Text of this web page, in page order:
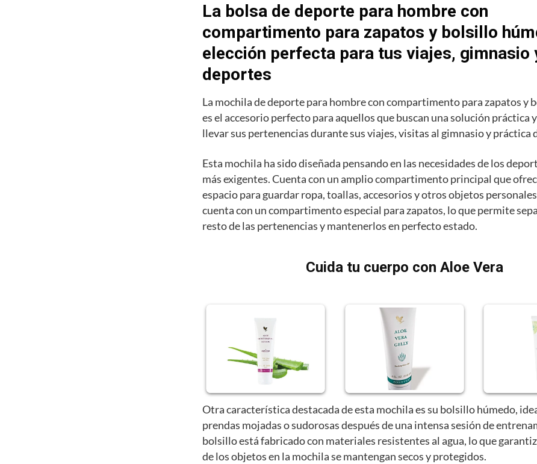
La bolsa de deporte para hombre con
compartimento para zapatos y bolsillo
elección perfecta para tus viajes, gimnasio
deportes
La mochila de deporte para hombre con compartimento para zapatos y
es el accesorio perfecto para aquellos que buscan una solución práctica
llevar sus pertenencias durante sus viajes, visitas al gimnasio y práctica
Esta mochila ha sido diseñada pensando en las necesidades de los
más exigentes. Cuenta con un amplio compartimento principal que
espacio para guardar ropa, toallas, accesorios y otros objetos
cuenta con un compartimento especial para zapatos, lo que permite
resto de las pertenencias y mantenerlos en perfecto estado.
Cuida tu cuerpo con Aloe Vera
Otra característica destacada de esta mochila es su bolsillo húmedo,
prendas mojadas o sudorosas después de una intensa sesión de
bolsillo está fabricado con materiales resistentes al agua, lo que
de los objetos en la mochila se mantengan secos y protegidos.